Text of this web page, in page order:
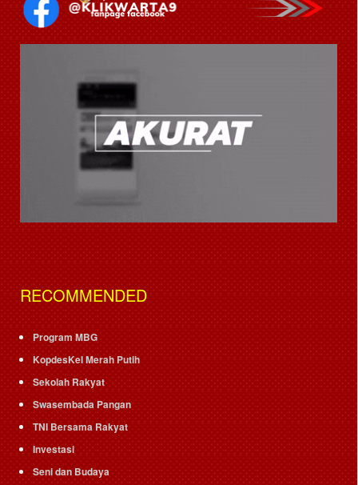
RECOMMENDED
Program MBG
KopdesKel Merah Putih
Sekolah Rakyat
Swasembada Pangan
TNI Bersama Rakyat
Investasi
Seni dan Budaya